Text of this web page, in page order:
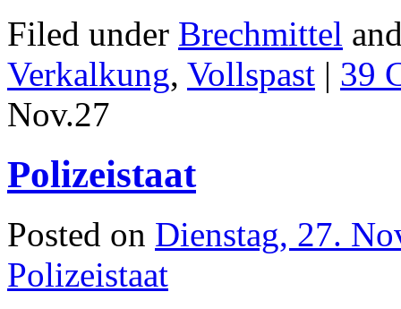
Filed under Brechmittel
Verkalkung, Vollspast | 39
Nov.27
Polizeistaat
Posted on Dienstag, 27.
Polizeistaat